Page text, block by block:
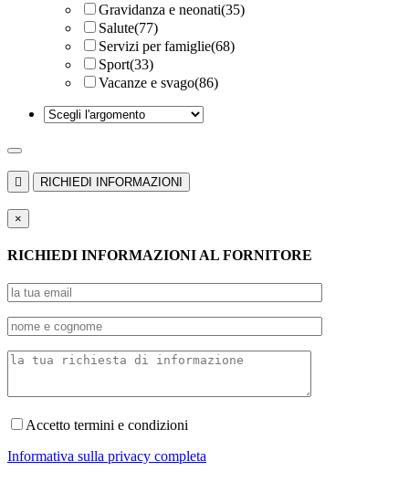
Gravidanza e neonati(35)
Salute(77)
Servizi per famiglie(68)
Sport(33)
Vacanze e svago(86)
 RICHIEDI INFORMAZIONI
×
RICHIEDI INFORMAZIONI AL FORNITORE
Accetto termini e condizioni
Informativa sulla privacy completa